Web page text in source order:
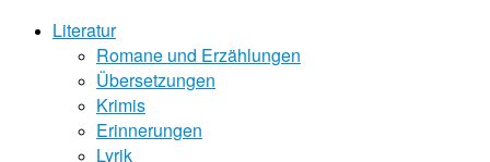
Literatur
Romane und Erzählungen
Übersetzungen
Krimis
Erinnerungen
Lyrik